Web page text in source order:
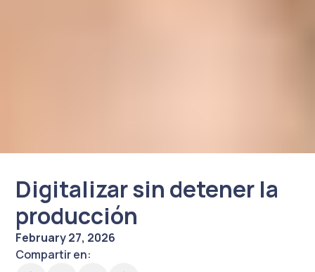
Digitalizar sin detener la
producción
February 27, 2026
Compartir en: